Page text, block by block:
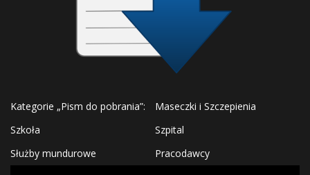
Kategorie „Pism do pobrania”:
Maseczki i Szczepienia
Szkoła
Szpital
Służby mundurowe
Pracodawcy